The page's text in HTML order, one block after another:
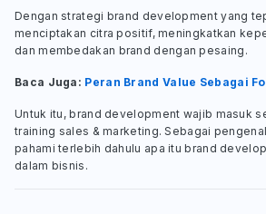
Dengan strategi brand development yang
menciptakan citra positif, meningkatkan
dan membedakan brand dengan pesaing.
Baca Juga: Peran Brand Value Sebagai
Untuk itu, brand development wajib masuk
training sales & marketing. Sebagai
pahami terlebih dahulu apa itu brand
dalam bisnis.